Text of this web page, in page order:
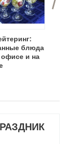
блюда
и на